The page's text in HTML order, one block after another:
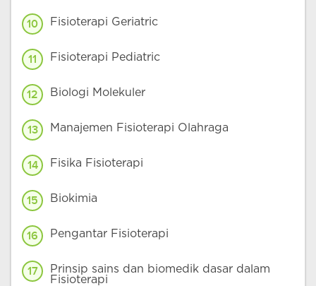
10 Fisioterapi Geriatric
11 Fisioterapi Pediatric
12 Biologi Molekuler
13 Manajemen Fisioterapi Olahraga
14 Fisika Fisioterapi
15 Biokimia
16 Pengantar Fisioterapi
17
Prinsip sains dan biomedik dasar dalam
Fisioterapi